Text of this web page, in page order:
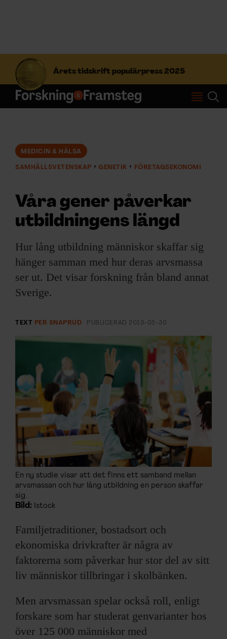
Årets tidskrift populärpress 2025
S
f
t
Prenumerera
ÄMNEN
ARKIV & E-TIDNING
LYSSNA/PODD
KONTAKTA F&F
SKRIV I F&F
PRENUMERERA PÅ F&F
ANNONSERA I F&F
OM F&F
MEDICIN & HÄLSA
SAMHÄLLSVETENSKAP GENETIK FÖRETAGSEKONOMI
Våra gener påverkar
utbildningens längd
Hur lång utbildning människor skaffar sig
hänger samman med hur deras arvsmassa
ser ut. Det visar forskning från bland annat
Sverige.
TEXT PER SNAPRUD PUBLICERAD 2013-05-30
En ny studie visar att det finns ett samband mellan
arvsmassan och hur lång utbildning en person skaffar
sig.
Bild: Istock
Familjetraditioner, bostadsort och
ekonomiska drivkrafter är några av
faktorerna som påverkar hur stor del av sitt
liv människor tillbringar i skolbänken.
Men arvsmassan spelar också roll, enligt
forskare som har studerat genvarianter hos
över 125 000 människor med